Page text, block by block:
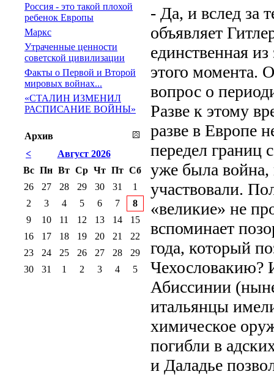
- Да, и вслед за
объявляет
единственная
этого момента.
вопрос о
Разве к этому
разве в Европе
передел
уже была
участвовали.
«великие» не
вспоминает
года, который
Чехословакию?
Абиссинии
итальянцы
химическое
погибли в
и Даладье
Россия - это такой плохой
ребенок Европы
Маркс
Утраченные ценности
советской цивилизации
Факты о Первой и Второй
мировых войнах...
«СТАЛИН ИЗМЕНИЛ
РАСПИСАНИЕ ВОЙНЫ»
Архив
<
Август 2026
Вс Пн Вт Ср Чт Пт Сб
26
27 28 29 30 31
1
2
3 4 5 6 7
8
9
10 11 12 13 14
15
16
17 18 19 20 21
22
23
24 25 26 27 28
29
30
31 1 2 3 4 5